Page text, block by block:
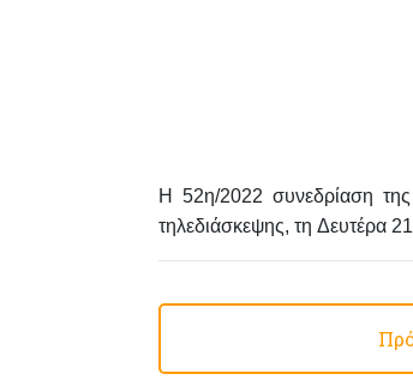
Η 52η/2022 συνεδρίαση
τηλεδιάσκεψης, τη Δευτέρα 21